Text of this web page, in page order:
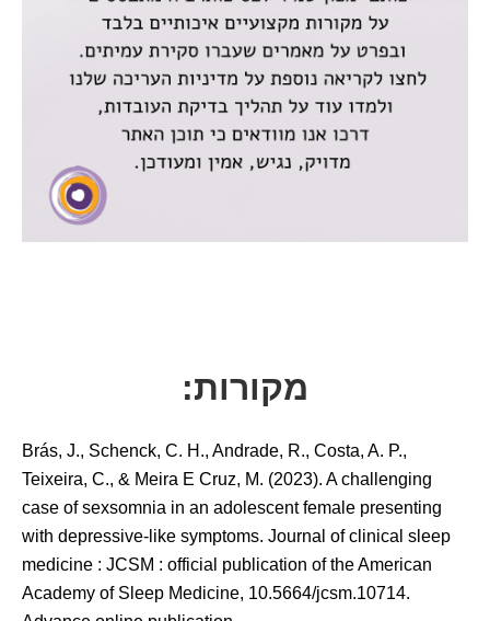
מקורות:
Brás, J., Schenck, C. H., Andrade, R., Costa, A. P.,
Teixeira, C., & Meira E Cruz, M. (2023). A challenging
case of sexsomnia in an adolescent female presenting
with depressive-like symptoms. Journal of clinical sleep
medicine : JCSM : official publication of the American
Academy of Sleep Medicine, 10.5664/jcsm.10714.